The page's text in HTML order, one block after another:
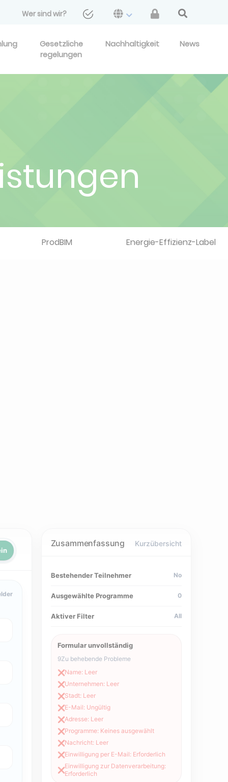
Wer sind wir?
Gesetzliche
regelungen
Nachhaltigkeit News
ProdBIM Energie-Effizienz-Label
Zusammenfassung Kurzübersicht
Bestehender Teilnehmer No
Ausgewählte Programme 0
Aktiver Filter All
Formular unvollständig
9Zu behebende Probleme
❌Name: Leer
❌Unternehmen: Leer
❌Stadt: Leer
❌E-Mail: Ungültig
❌Adresse: Leer
❌Programme: Keines ausgewählt
❌Nachricht: Leer
❌Einwilligung per E-Mail: Erforderlich
❌
Einwilligung zur Datenverarbeitung:
Erforderlich